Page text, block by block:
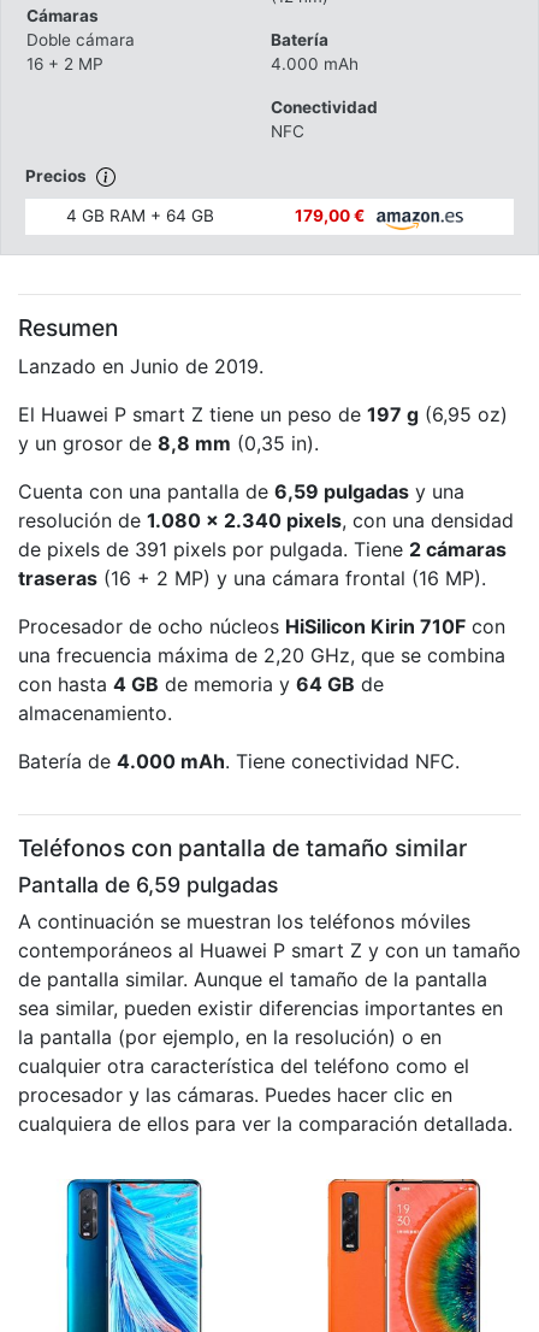
Cámaras
Doble cámara
16 + 2 MP
Batería
4.000 mAh
Conectividad
NFC
Precios
4 GB RAM + 64 GB 179,00 €
Resumen
Lanzado en Junio de 2019.
El Huawei P smart Z tiene un peso de 197 g (6,95 oz)
y un grosor de 8,8 mm (0,35 in).
Cuenta con una pantalla de 6,59 pulgadas y una
resolución de 1.080 x 2.340 pixels, con una densidad
de pixels de 391 pixels por pulgada. Tiene 2 cámaras
traseras (16 + 2 MP) y una cámara frontal (16 MP).
Procesador de ocho núcleos HiSilicon Kirin 710F con
una frecuencia máxima de 2,20 GHz, que se combina
con hasta 4 GB de memoria y 64 GB de
almacenamiento.
Batería de 4.000 mAh. Tiene conectividad NFC.
Teléfonos con pantalla de tamaño similar
Pantalla de 6,59 pulgadas
A continuación se muestran los teléfonos móviles
contemporáneos al Huawei P smart Z y con un tamaño
de pantalla similar. Aunque el tamaño de la pantalla
sea similar, pueden existir diferencias importantes en
la pantalla (por ejemplo, en la resolución) o en
cualquier otra característica del teléfono como el
procesador y las cámaras. Puedes hacer clic en
cualquiera de ellos para ver la comparación detallada.